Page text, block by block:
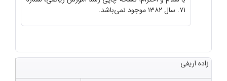
۷۱. سال ۱۳۸۲ موجود نمی‌باشد.
زاده اریفی